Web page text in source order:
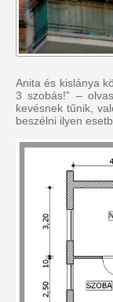
Anita és kislánya
3 szobás!” –
kevésnek tűnik,
beszélni ilyen